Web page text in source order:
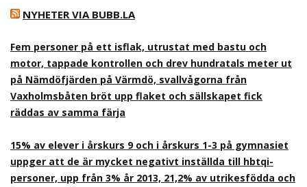
NYHETER VIA BUBB.LA
Fem personer på ett isflak, utrustat med bastu och
motor, tappade kontrollen och drev hundratals meter ut
på Nämdöfjärden på Värmdö, svallvågorna från
Vaxholmsbåten bröt upp flaket och sällskapet fick
räddas av samma färja
15% av elever i årskurs 9 och i årskurs 1-3 på gymnasiet
uppger att de är mycket negativt inställda till hbtqi-
personer, upp från 3% år 2013, 21,2% av utrikesfödda och